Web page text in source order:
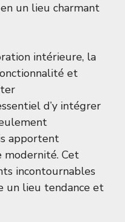
un lieu charmant
intérieure, la
et
d’y intégrer
apportent
modernité. Cet
incontournables
un lieu tendance et